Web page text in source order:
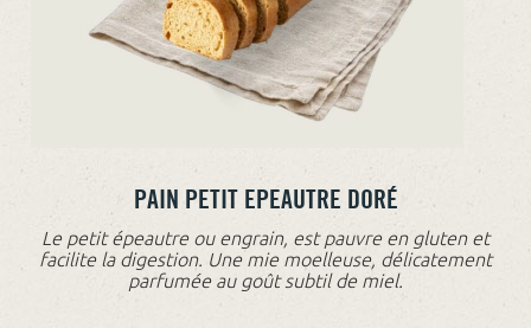
PAIN PETIT EPEAUTRE DORÉ
Le petit épeautre ou engrain, est pauvre en gluten et
facilite la digestion. Une mie moelleuse, délicatement
parfumée au goût subtil de miel.